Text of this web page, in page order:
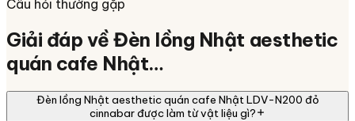
Câu hỏi thường gặp
Giải đáp vềĐèn lồng Nhật aesthetic
quán cafe Nhật…
Đèn lồng Nhật aesthetic quán cafe Nhật LDV-N200 đỏ
cinnabar được làm từ vật liệu gì?